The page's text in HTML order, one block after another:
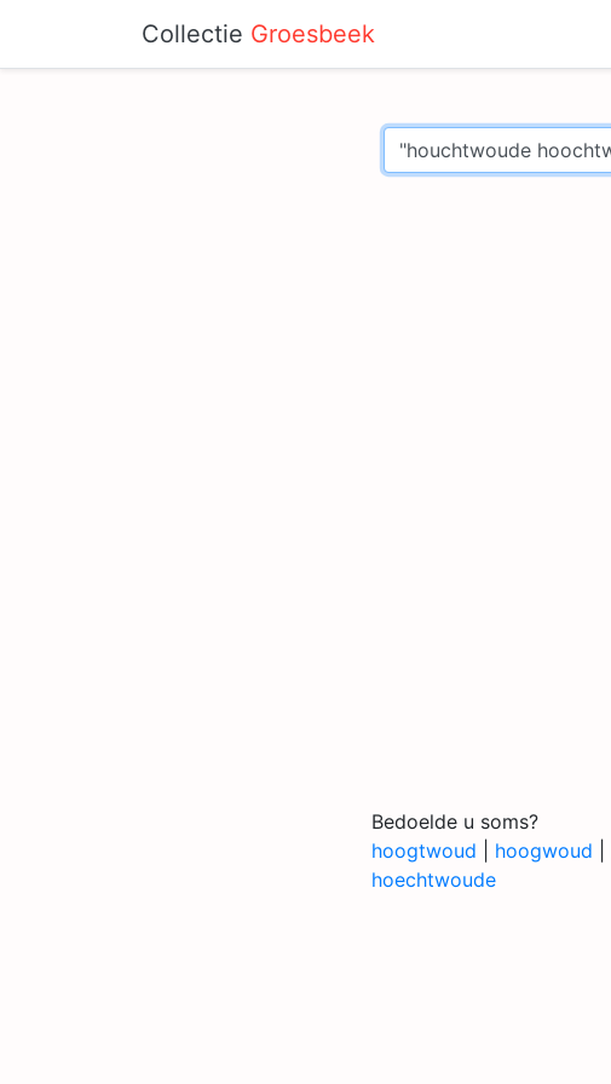
Collectie Groesbeek
Bedoelde u soms?
hoogtwoud
hoogwoud
hoechtwoude